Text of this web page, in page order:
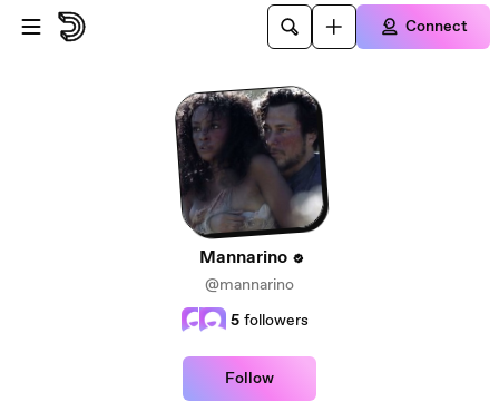
Skip to main content
Connect
Mannarino
@mannarino
5 followers
Follow